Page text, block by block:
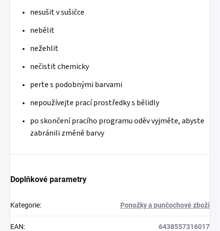
nesušit v sušičce
nebělit
nežehlit
nečistit chemicky
perte s podobnými barvami
nepoužívejte prací prostředky s bělidly
poskončení pracího programu oděv vyjměte, abyste
zabránili změně barvy
Doplňkové parametry
Kategorie: Ponožky a punčochové zboží
EAN: 6438557316017